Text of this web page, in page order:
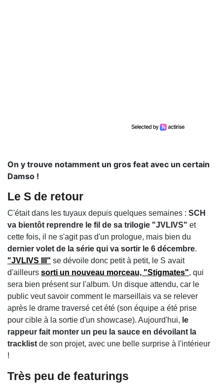
On y trouve notamment un gros feat avec un certain
Damso !
Le S de retour
C'était dans les tuyaux depuis quelques semaines : SCH
va bientôt reprendre le fil de sa trilogie "JVLIVS" et
cette fois, il ne s'agit pas d'un prologue, mais bien du
dernier volet de la série qui va sortir le 6 décembre.
"JVLIVS III" se dévoile donc petit à petit, le S avait
d'ailleurs sorti un nouveau morceau, "Stigmates", qui
sera bien présent sur l'album. Un disque attendu, car le
public veut savoir comment le marseillais va se relever
après le drame traversé cet été (son équipe a été prise
pour cible à la sortie d'un showcase). Aujourd'hui, le
rappeur fait monter un peu la sauce en dévoilant la
tracklist de son projet, avec une belle surprise à l'intérieur
!
Très peu de featurings